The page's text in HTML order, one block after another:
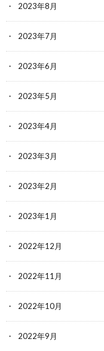
2023年8月
2023年7月
2023年6月
2023年5月
2023年4月
2023年3月
2023年2月
2023年1月
2022年12月
2022年11月
2022年10月
2022年9月